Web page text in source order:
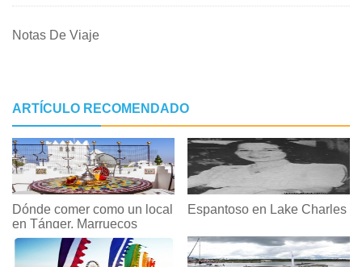
Notas De Viaje
ARTÍCULO RECOMENDADO
Dónde comer como un local
en Tánger, Marruecos
Espantoso en Lake Charles